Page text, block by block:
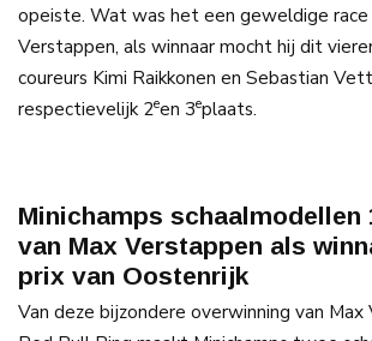
opeiste. Wat was het een geweldige race
Verstappen, als winnaar mocht hij dit
coureurs Kimi Raikkonen en Sebastian
respectievelijk 2een 3eplaats.
Minichamps schaalmodellen
van Max Verstappen als
prix van Oostenrijk
Van deze bijzondere overwinning van